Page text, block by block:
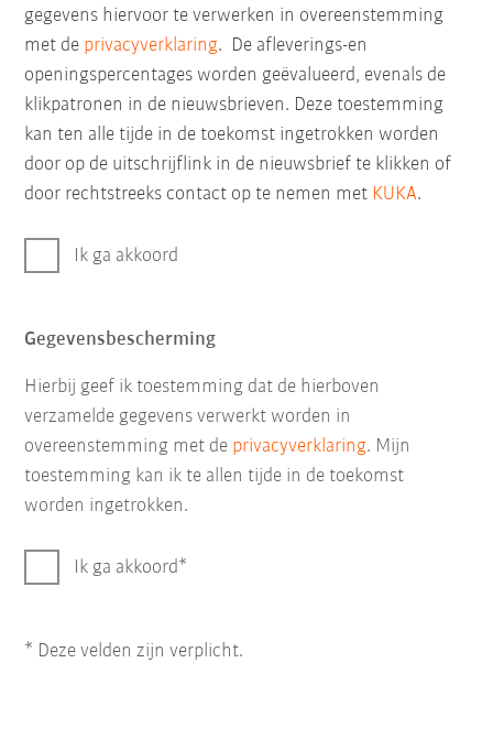
gegevens hiervoor te verwerken in overeenstemming
met de privacyverklaring. De afleverings-en
openingspercentages worden geëvalueerd, evenals de
klikpatronen in de nieuwsbrieven. Deze toestemming
kan ten alle tijde in de toekomst ingetrokken worden
door op de uitschrijflink in de nieuwsbrief te klikken of
door rechtstreeks contact op te nemen met KUKA.
Ik ga akkoord
Gegevensbescherming
Hierbij geef ik toestemming dat de hierboven
verzamelde gegevens verwerkt worden in
overeenstemming met de privacyverklaring. Mijn
toestemming kan ik te allen tijde in de toekomst
worden ingetrokken.
Ik ga akkoord
* Deze velden zijn verplicht.